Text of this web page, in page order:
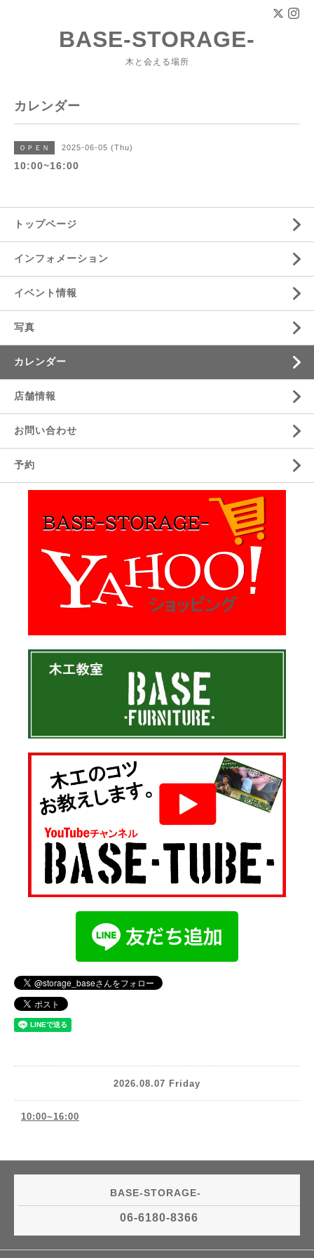
BASE-STORAGE-
木と会える場所
カレンダー
ＯＰＥＮ 2025-06-05 (Thu)
10:00~16:00
トップページ
インフォメーション
イベント情報
写真
カレンダー
店舗情報
お問い合わせ
予約
2026.08.07 Friday
10:00~16:00
BASE-STORAGE-
06-6180-8366